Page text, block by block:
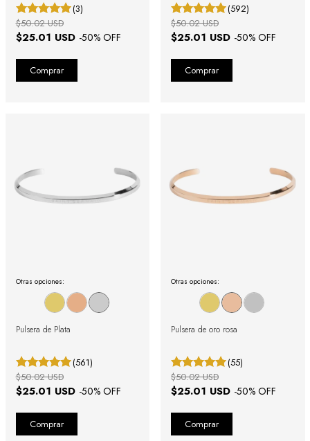
(3)
$25.01 USD -50% OFF
$50.02 USD
(592)
$25.01 USD -50% OFF
$50.02 USD
Otras opciones:
Pulsera de Plata
(561)
$25.01 USD -50% OFF
$50.02 USD
Otras opciones:
Pulsera de oro rosa
(55)
$25.01 USD -50% OFF
$50.02 USD